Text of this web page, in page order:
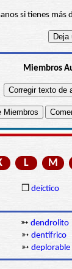
si tienes más
Miembros
L M
❒ deíctico
➳ dendrolito
➳ dentífrico
➳ deplorable